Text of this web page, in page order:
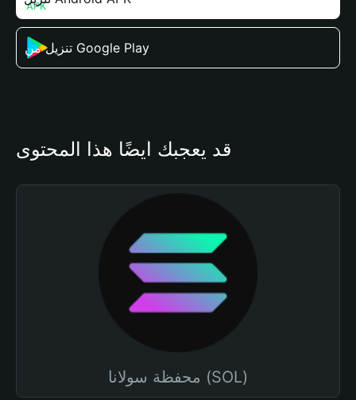
تنزيل من Google Play
قد يعجبك أيضًا هذا المحتوى
محفظة سولانا (SOL)